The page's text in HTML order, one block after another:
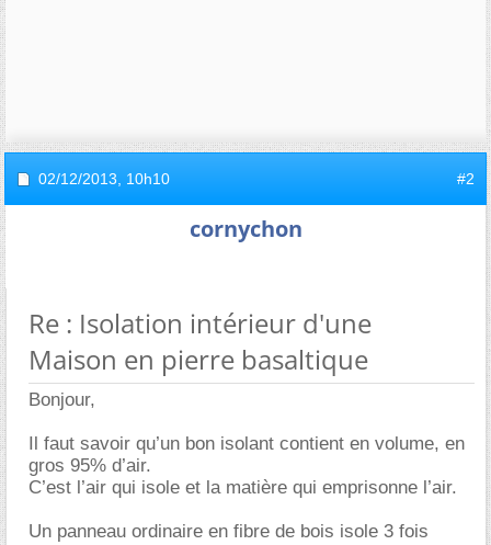
02/12/2013, 10h10 #2
cornychon
Re : Isolation intérieur d'une
Maison en pierre basaltique
Bonjour,
Il faut savoir qu’un bon isolant contient en volume, en
gros 95% d’air.
C’est l’air qui isole et la matière qui emprisonne l’air.
Un panneau ordinaire en fibre de bois isole 3 fois